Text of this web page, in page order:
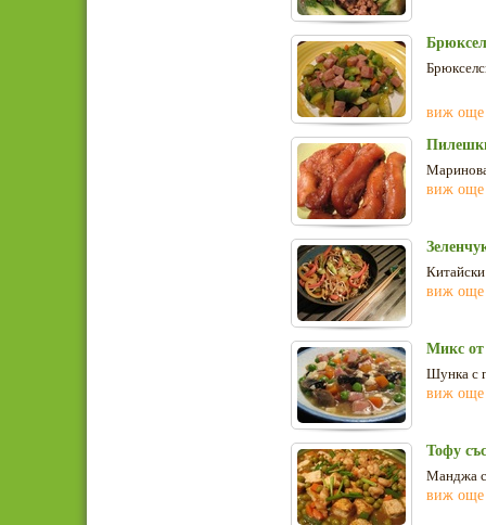
виж още
виж още
Китайски
виж още
Микс от
Шунка с
виж още
Тофу
Манджа
виж още